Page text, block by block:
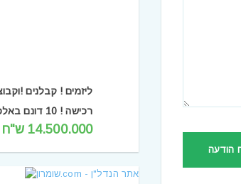
הודעה
ליזמים ! קבלנים
רכישה ! 10 דונם באלפי מנשה
14.500.000 ש"ח